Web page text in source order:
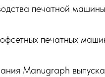
печатной
печатных
Manugraph